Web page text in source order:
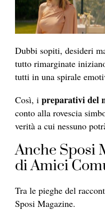
Dubbi sopiti, desideri
tutto rimarginate
tutti in una spirale
Così, i preparativi del
conto alla rovescia
verità a cui nessuno
Anche Sposi
di Amici
Tra le pieghe del
Sposi Magazine.